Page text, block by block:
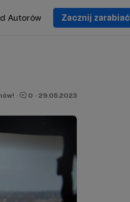
Autorów Zacznij zarabiać
· 0 · 29.05.2023